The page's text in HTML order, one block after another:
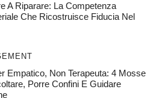
A Riparare: La Competenza
Che Ricostruisce Fiducia Nel
Empatico, Non Terapeuta: 4 Mosse
Porre Confini E Guidare